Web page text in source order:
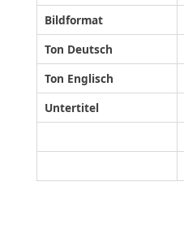
Bildformat
Ton Deutsch
Ton Englisch
Untertitel